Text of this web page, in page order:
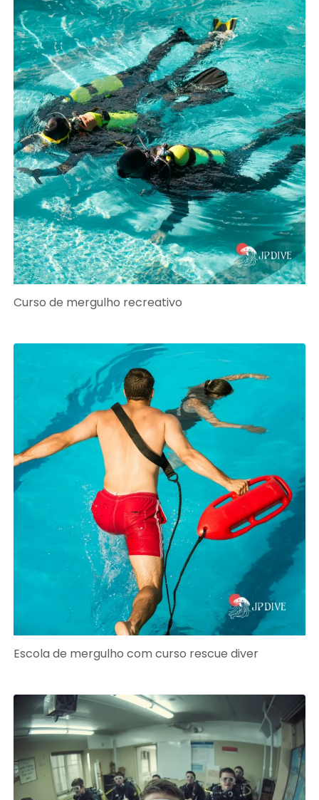
Curso de mergulho recreativo
Escola de mergulho com curso rescue diver